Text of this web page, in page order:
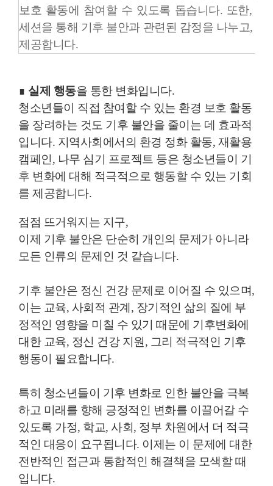
보호 활동에 참여할 수 있도록 돕습니다. 또한, 심
세션을 통해 기후 불안과 관련된 감정을 나누고, 대
제공합니다.
∎ 실제 행동을 통한 변화입니다.
청소년들이 직접 참여할 수 있는 환경 보호 활동
을 장려하는 것도 기후 불안을 줄이는 데 효과적
입니다. 지역사회에서의 환경 정화 활동, 재활용
캠페인, 나무 심기 프로젝트 등은 청소년들이 기
후 변화에 대해 적극적으로 행동할 수 있는 기회
를 제공합니다.
점점 뜨거워지는 지구,
이제 기후 불안은 단순히 개인의 문제가 아니라
모든 인류의 문제인 것 같습니다.
기후 불안은 정신 건강 문제로 이어질 수 있으며,
이는 교육, 사회적 관계, 장기적인 삶의 질에 부
정적인 영향을 미칠 수 있기 때문에 기후변화에
대한 교육, 정신 건강 지원, 그리 적극적인 기후
행동이 필요합니다.
특히 청소년들이 기후 변화로 인한 불안을 극복
하고 미래를 향해 긍정적인 변화를 이끌어갈 수
있도록 가정, 학교, 사회, 정부 차원에서 더 적극
적인 대응이 요구됩니다. 이제는 이 문제에 대한
전반적인 접근과 통합적인 해결책을 모색할 때
입니다.